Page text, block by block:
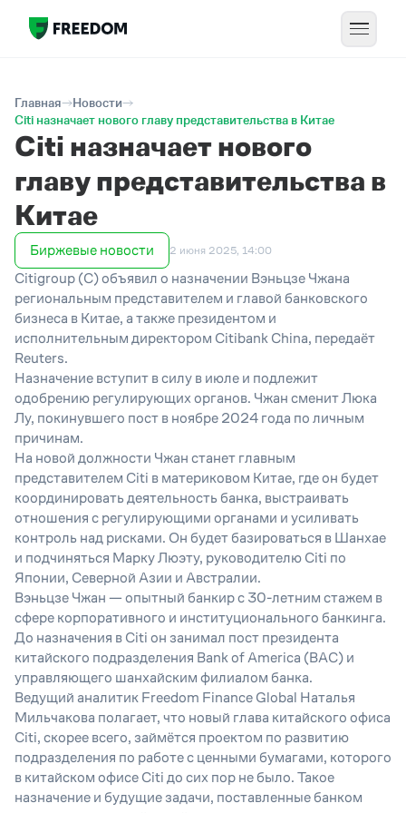
Главная
Новости
Citi назначает нового главу представительства в Китае
Citi назначает нового
главу представительства в
Китае
Биржевые новости 2 июня 2025, 14:00
Citigroup (С) объявил о назначении Вэньцзе Чжана
региональным представителем и главой банковского
бизнеса в Китае, а также президентом и
исполнительным директором Citibank China, передаёт
Reuters.
Назначение вступит в силу в июле и подлежит
одобрению регулирующих органов. Чжан сменит Люка
Лу, покинувшего пост в ноябре 2024 года по личным
причинам.
На новой должности Чжан станет главным
представителем Citi в материковом Китае, где он будет
координировать деятельность банка, выстраивать
отношения с регулирующими органами и усиливать
контроль над рисками. Он будет базироваться в Шанхае
и подчиняться Марку Люэту, руководителю Citi по
Японии, Северной Азии и Австралии.
Вэньцзе Чжан — опытный банкир с 30-летним стажем в
сфере корпоративного и институционального банкинга.
До назначения в Citi он занимал пост президента
китайского подразделения Bank of America (BAC) и
управляющего шанхайским филиалом банка.
Ведущий аналитик Freedom Finance Global Наталья
Мильчакова полагает, что новый глава китайского офиса
Citi, скорее всего, займётся проектом по развитию
подразделения по работе с ценными бумагами, которого
в китайском офисе Citi до сих пор не было. Такое
назначение и будущие задачи, поставленные банком